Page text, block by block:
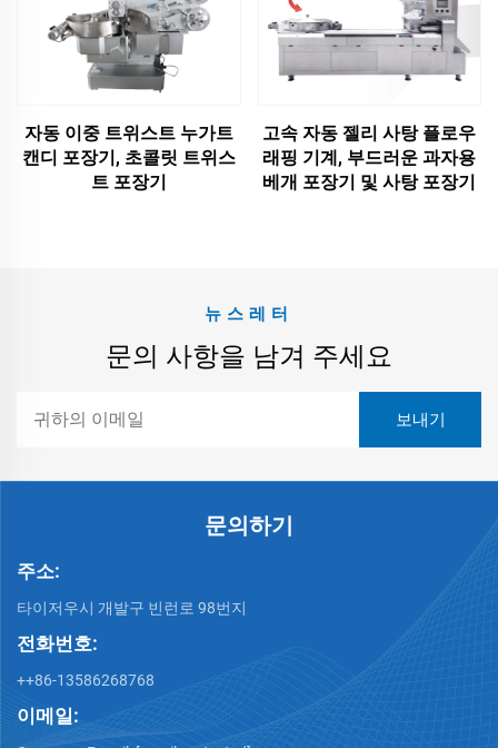
자동 이중 트위스트 누가트
캔디 포장기, 초콜릿 트위스
트 포장기
고속 자동 젤리 사탕 플로우
래핑 기계, 부드러운 과자용
베개 포장기 및 사탕 포장기
뉴스레터
문의 사항을 남겨 주세요
문의하기
주소:
타이저우시 개발구 빈런로 98번지
전화번호:
++86-13586268768
이메일: